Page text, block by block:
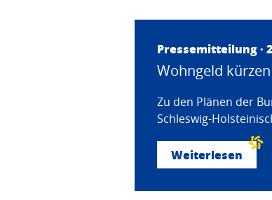
Pressemitteilung ·
Wohngeld
Zu den Plänen der
Schleswig-
Weiterlesen